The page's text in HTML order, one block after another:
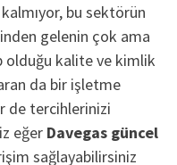
bu sektörün
gelenin çok ama
olduğu kalite ve kimlik
da bir işletme
de tercihlerinizi
eğer Davegas güncel
sağlayabilirsiniz